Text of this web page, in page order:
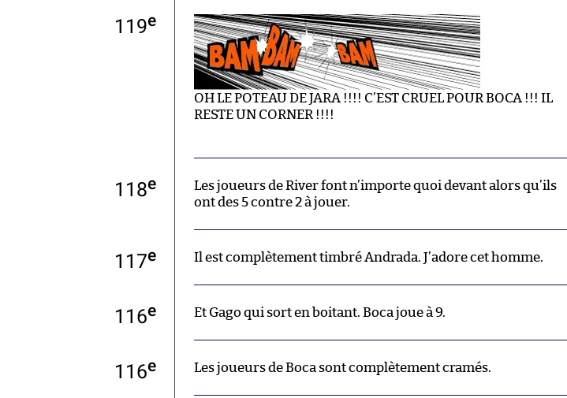
119e
OH LE POTEAU DE JARA !!!! C’EST CRUEL POUR BOCA !!! IL
RESTE UN CORNER !!!!
118e
Les joueurs de River font n’importe quoi devant alors qu’ils
ont des 5 contre 2 à jouer.
117e Il est complètement timbré Andrada. J’adore cet homme.
116e Et Gago qui sort en boitant. Boca joue à 9.
116e Les joueurs de Boca sont complètement cramés.